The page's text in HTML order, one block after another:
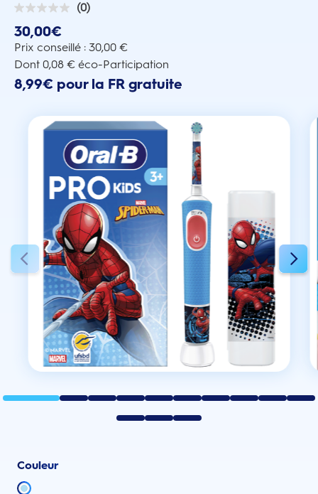
(0)
0.0
5
étoiles.
30,00€
Prix conseillé : 30,00 €
Dont 0,08 € éco-Participation
8,99€ pour la FR gratuite
Couleur